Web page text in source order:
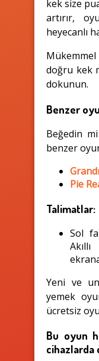
kek size
artırır,
heyecanlı
doğru kek
dokunun.
Benzer
Beğedin
benzer
Pie
Talimatlar:
Sol
Yeni ve
yemek
ücretsiz
Bu oyun
cihazlarda